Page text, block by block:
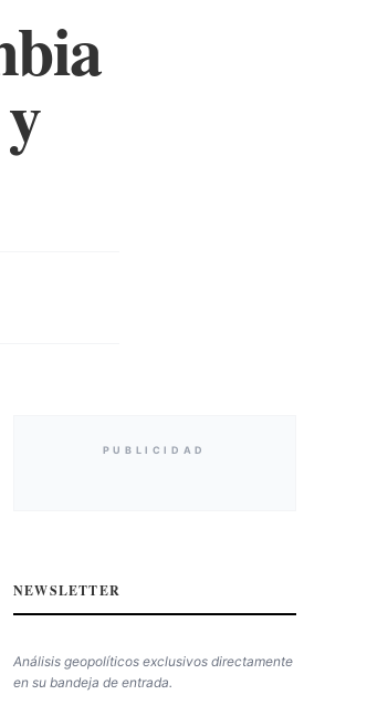
PUBLICIDAD
NEWSLETTER
Análisis geopolíticos exclusivos directamente
en su bandeja de entrada.